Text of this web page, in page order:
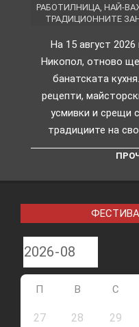
РАБОТИЛНИЦА, НАЙ-
ТРАДИЦИОННИТЕ
На 15 август
Никопол, отново
банатската
рецепти,
усмивки и срещи
традициите на
П В С
27 28 29